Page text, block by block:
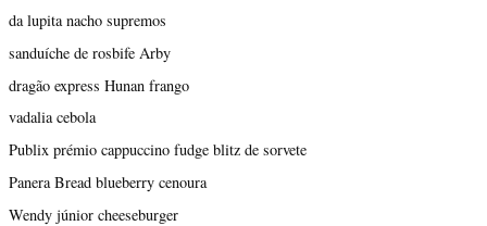
da lupita nacho supremos
sanduíche de rosbife Arby
dragão express Hunan frango
vadalia cebola
Publix prémio cappuccino fudge blitz de sorvete
Panera Bread blueberry cenoura
Wendy júnior cheeseburger